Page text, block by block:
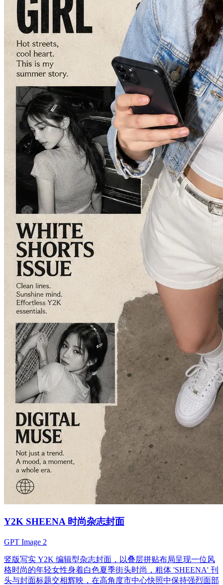
Y2K SHEENA 时尚杂志封面
GPT Image 2
竖版写实 Y2K 编辑型杂志封面，以叠层拼贴布局呈现一位风
格时尚的年轻女性身着白色夏季街头时尚，粗体 'SHEENA' 刊
头与封面标题交相辉映，在高角度市中心快照中保持强烈面部